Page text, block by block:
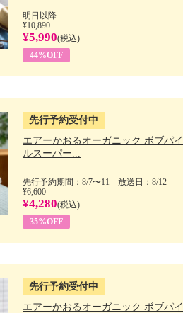
明日以降
¥10,890
¥5,990(税込)
44%OFF
先行予約受付中
エアーかおるオーガニック ボブパイ
ルスーパー...
先行予約期間：8/7〜11 放送日：8/12
¥6,600
¥4,280(税込)
35%OFF
先行予約受付中
エアーかおるオーガニック ボブパイ